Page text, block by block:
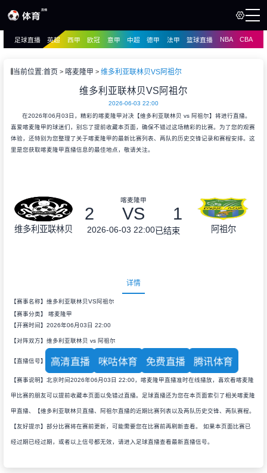
播
足球直播 英超 西甲 欧冠 意甲 中超 德甲 法甲 篮球直播 NBA CBA
当前位置:首页 喀麦隆甲 维多利亚联林贝VS阿祖尔
维多利亚联林贝VS阿祖尔
2026-06-03 22:00
在2026年06月03日，精彩的喀麦隆甲对决【维多利亚联林贝 vs 阿祖尔】将进行直播。
喜爱喀麦隆甲的球迷们，别忘了提前收藏本页面，确保不错过这场精彩的比赛。为了您的观赛
体验，还特别为您整理了关于喀麦隆甲的最新比赛列表、两队的历史交锋记录和赛程安排。这
里是您获取喀麦隆甲直播信息的最佳地点，敬请关注。
维多利亚联林贝
喀麦隆甲
2 VS 1
2026-06-03 22:00已结束 阿祖尔
详情
【赛事名称】维多利亚联林贝VS阿祖尔
【赛事分类】 喀麦隆甲
【开赛时间】2026年06月03日 22:00
【对阵双方】维多利亚联林贝 vs 阿祖尔
【直播信号】 高清直播 咪咕体育 免费直播 腾讯体育
【赛事说明】北京时间2026年06月03日 22:00，喀麦隆甲直播准时在线播放，喜欢看喀麦隆
甲比赛的朋友可以提前收藏本页面以免错过直播。足球直播还为您在本页面索引了相关喀麦隆
甲直播、【维多利亚联林贝直播、阿祖尔直播的近期比赛列表以及两队历史交锋、两队赛程。
【友好提示】部分比赛将在赛前更新，可能需要您在比赛前再刷新查看。 如果本页面比赛已
经过期已经过期，或者以上信号都无效，请进入足球直播查看最新直播信号。